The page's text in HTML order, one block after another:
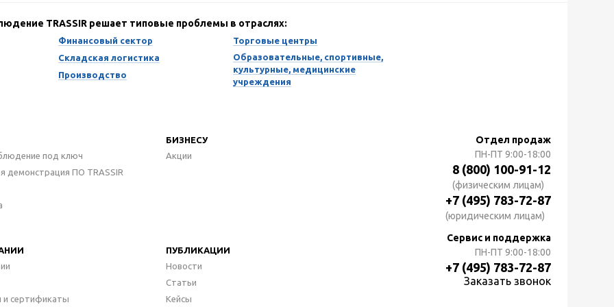
TRASSIR решает типовые проблемы в отраслях:
Финансовый сектор
Складская логистика
Производство
Торговые центры
Образовательные, спортивные,
культурные, медицинские
учреждения
под ключ
демонстрация ПО TRASSIR
БИЗНЕСУ
Акции
сертификаты
ПУБЛИКАЦИИ
Новости
Статьи
Кейсы
Отдел продаж
ПН-ПТ 9:00-18:00
8 (800) 100-91-12
(физическим лицам)
+7 (495) 783-72-87
(юридическим лицам)
Сервис и поддержка
ПН-ПТ 9:00-18:00
+7 (495) 783-72-87
Заказать звонок